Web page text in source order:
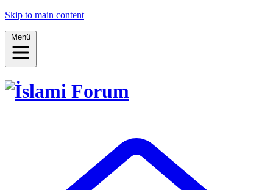
Skip to main content
Menü